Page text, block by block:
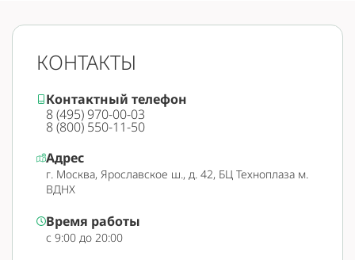
КОНТАКТЫ
Контактный телефон
8 (495) 970-00-03
8 (800) 550-11-50
Адрес
г. Москва, Ярославское ш., д. 42, БЦ Техноплаза м.
ВДНХ
Время работы
с 9:00 до 20:00